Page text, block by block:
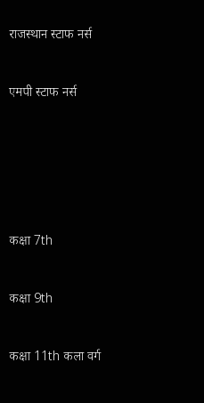
राजस्थान स्टाफ नर्स
एमपी स्टाफ नर्स
कक्षा 7th
कक्षा 9th
कक्षा 11th कला वर्ग